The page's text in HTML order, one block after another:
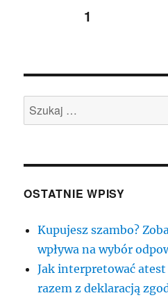
Nawigacja
wpisach
STRONA1
Szukaj:
OSTATNIE WPISY
Kupujesz szambo?
wpływa na wybór
Jak interpretować
razem z deklaracją